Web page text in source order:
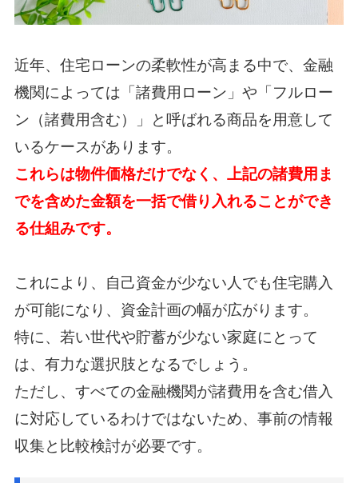
近年、住宅ローンの柔軟性が高まる中で、金融
機関によっては「諸費用ローン」や「フルロー
ン（諸費用含む）」と呼ばれる商品を用意して
いるケースがあります。
これらは物件価格だけでなく、上記の諸費用ま
でを含めた金額を一括で借り入れることができ
る仕組みです。
これにより、自己資金が少ない人でも住宅購入
が可能になり、資金計画の幅が広がります。
特に、若い世代や貯蓄が少ない家庭にとって
は、有力な選択肢となるでしょう。
ただし、すべての金融機関が諸費用を含む借入
に対応しているわけではないため、事前の情報
収集と比較検討が必要です。